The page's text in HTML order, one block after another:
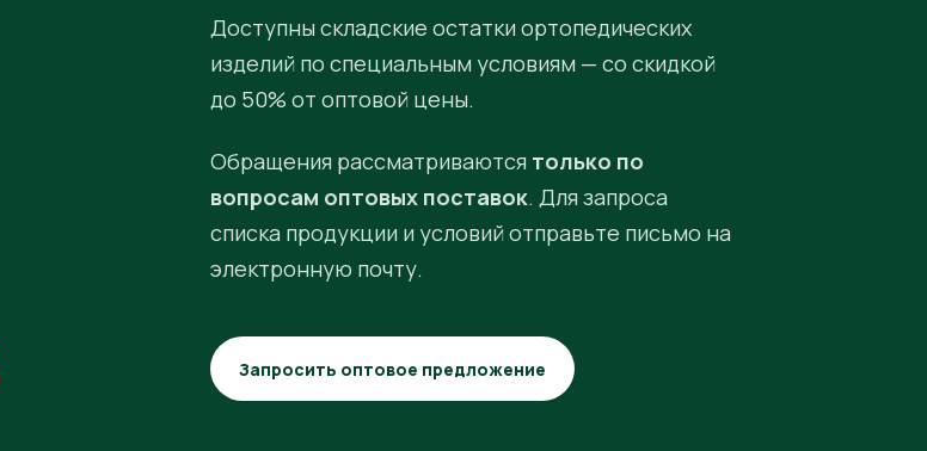
Доступны складские остатки ортопедических
изделий по специальным условиям — со скидкой
до 50% от оптовой цены.
Обращения рассматриваются только по
вопросам оптовых поставок. Для запроса
списка продукции и условий отправьте письмо на
электронную почту.
Запросить оптовое предложение